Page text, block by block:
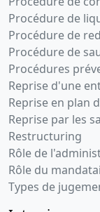
Procédure de
Procédure de
Procédure de
Procédures
Reprise d'une
Reprise en plan
Reprise par les
Restructuring
Rôle de
Rôle du
Types de